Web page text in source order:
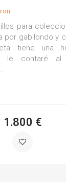
para
por gabilondo y
tiene una
le contaré
1.800 €